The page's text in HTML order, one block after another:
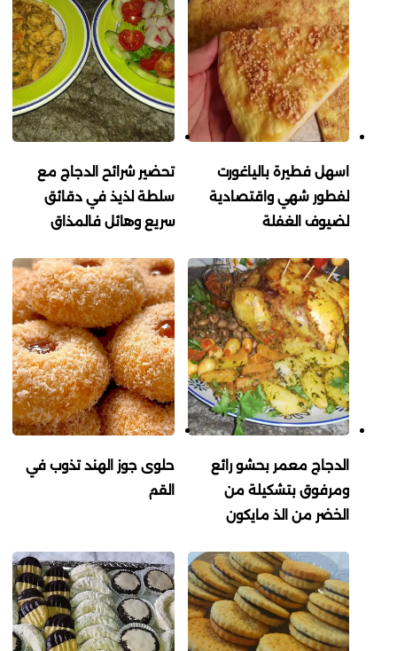
اسهل فطيرة بالياغورت
لفطور شهي واقتصادية
لضيوف الغفلة
تحضير شرائح الدجاج مع
سلطة لذيذ في دقائق
سريع وهائل فالمذاق
الدجاج معمر بحشو رائع
ومرفوق بتشكيلة من
الخضر من الذ مايكون
حلوى جوز الهند تذوب في
القم